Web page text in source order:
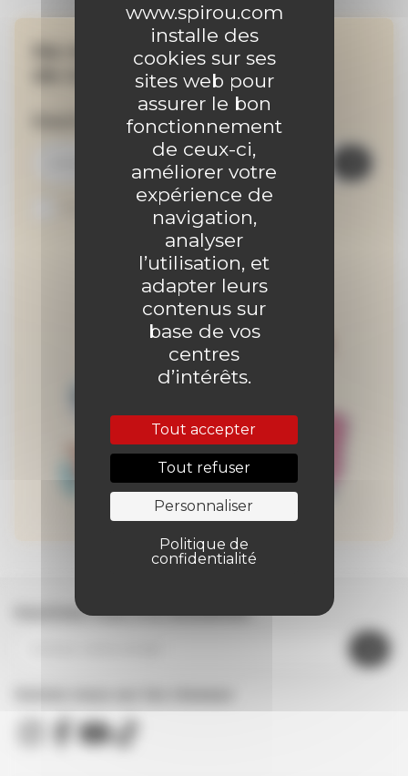
www.spirou.com
installe des
cookies sur ses
sites web pour
assurer le bon
fonctionnement
de ceux-ci,
améliorer votre
expérience de
navigation,
analyser
l’utilisation, et
adapter leurs
contenus sur
base de vos
centres
d’intérêts.
Tout accepter
Tout refuser
Personnaliser
Politique de
confidentialité
Ne manquez aucune
de nos actualités !
Inscrivez-vous à la newsletter
Je suis abonné au site
Inscrivez-vous à la newsletter